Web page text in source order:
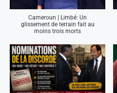
Cameroun | Limbé: Un
glissement de terrain fait au
moins trois morts